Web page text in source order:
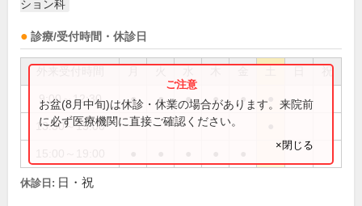
ション科
診療/受付時間・休診日
祝
9:00～12:30 ● ● ● ● ●
13:30～15:00
お盆(8月中旬)は休診・休業の場合があります。来院前
に必ず医療機関に直接ご確認ください。
×閉じる
休診日: 日・祝